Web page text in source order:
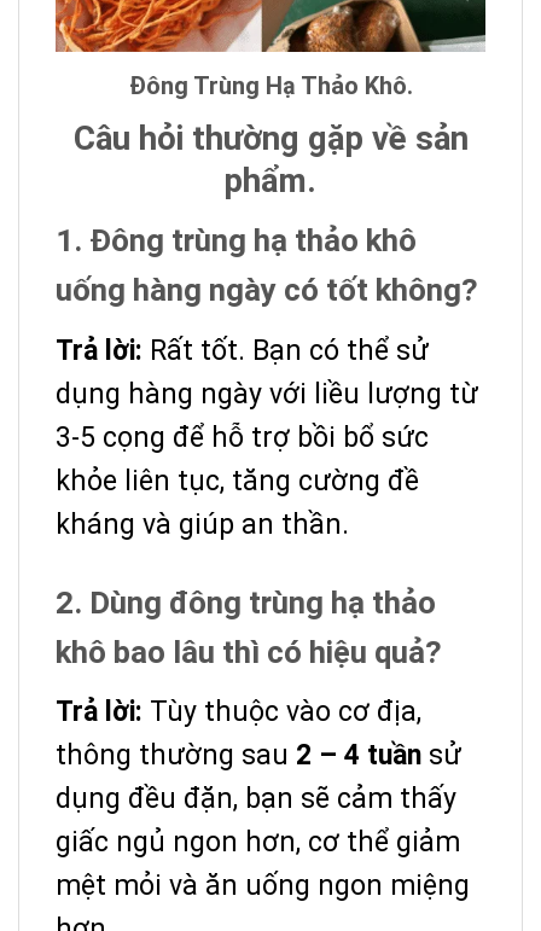
Đông Trùng Hạ Thảo Khô.
Câu hỏi thường gặp về sản
phẩm.
1. Đông trùng hạ thảo khô
uống hàng ngày có tốt không?
Trả lời: Rất tốt. Bạn có thể sử
dụng hàng ngày với liều lượng từ
3-5 cọng để hỗ trợ bồi bổ sức
khỏe liên tục, tăng cường đề
kháng và giúp an thần.
2. Dùng đông trùng hạ thảo
khô bao lâu thì có hiệu quả?
Trả lời: Tùy thuộc vào cơ địa,
thông thường sau 2 – 4 tuần sử
dụng đều đặn, bạn sẽ cảm thấy
giấc ngủ ngon hơn, cơ thể giảm
mệt mỏi và ăn uống ngon miệng